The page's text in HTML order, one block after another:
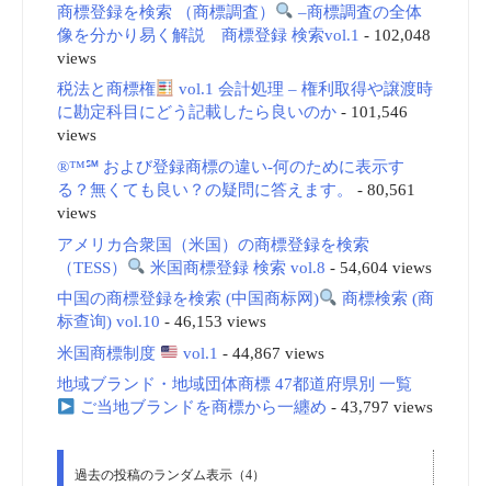
商標登録を検索 （商標調査）
–商標調査の全体
像を分かり易く解説 商標登録 検索vol.1 - 102,048
views
税法と商標権
vol.1 会計処理 – 権利取得や譲渡時
に勘定科目にどう記載したら良いのか- 101,546
views
®™℠ および登録商標の違い-何のために表示す
る？無くても良い？の疑問に答えます。
- 80,561
views
アメリカ合衆国（米国）の商標登録を検索
（TESS）
米国商標登録 検索 vol.8 - 54,604 views
中国の商標登録を検索 (中国商标网)
商標検索 (商
标查询) vol.10 - 46,153 views
米国商標制度
vol.1 - 44,867 views
地域ブランド・地域団体商標 47都道府県別 一覧
ご当地ブランドを商標から一纏め - 43,797 views
過去の投稿のランダム表示（4）